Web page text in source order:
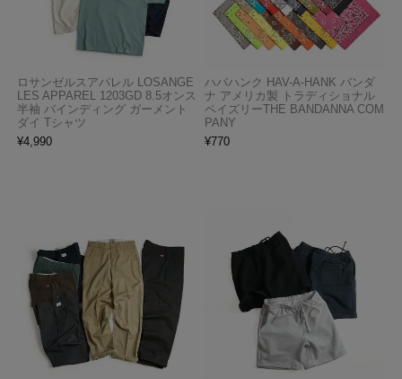
ロサンゼルスアパレル LOSANGE
LES APPAREL 1203GD 8.5オンス
半袖 バインディング ガーメント
ダイ Tシャツ
¥4,990
ハバハンク HAV-A-HANK バンダ
ナ アメリカ製 トラディショナル
ペイズリーTHE BANDANNA COM
PANY
¥770